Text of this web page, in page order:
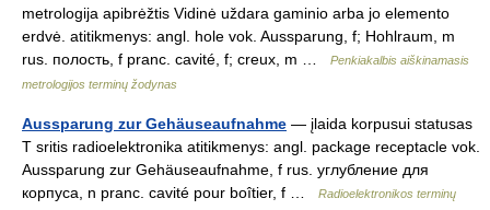
metrologija apibrėžtis Vidinė uždara gaminio arba jo elemento
erdvė. atitikmenys: angl. hole vok. Aussparung, f; Hohlraum, m
rus. полость, f pranc. cavité, f; creux, m …
Penkiakalbis aiškinamasis
metrologijos terminų žodynas
Aussparung zur Gehäuseaufnahme — įlaida korpusui statusas
T sritis radioelektronika atitikmenys: angl. package receptacle vok.
Aussparung zur Gehäuseaufnahme, f rus. углубление для
корпуса, n pranc. cavité pour boîtier, f …
Radioelektronikos terminų